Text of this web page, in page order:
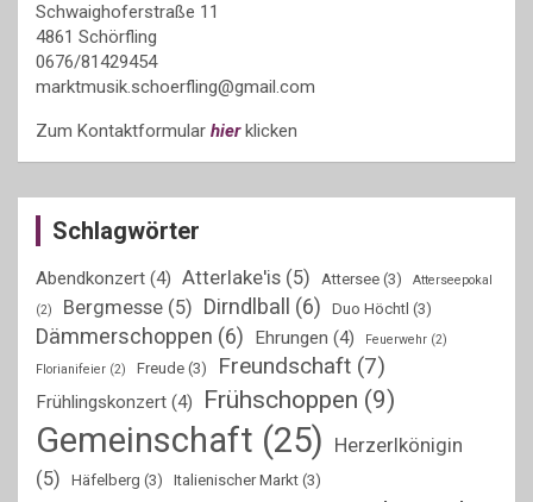
Schwaighoferstraße 11
4861 Schörfling
0676/81429454
marktmusik.schoerfling@gmail.com
Zum Kontaktformular hierklicken
Schlagwörter
Abendkonzert (4) Atterlake'is (5) Attersee (3)
Atterseepokal
(2)
Bergmesse (5) Dirndlball (6) Duo Höchtl (3)
Dämmerschoppen (6) Ehrungen (4) Feuerwehr (2)
Florianifeier (2) Freude (3) Freundschaft (7)
Frühlingskonzert (4) Frühschoppen (9)
Gemeinschaft (25)
Herzerlkönigin
(5)
Häfelberg (3) Italienischer Markt (3)